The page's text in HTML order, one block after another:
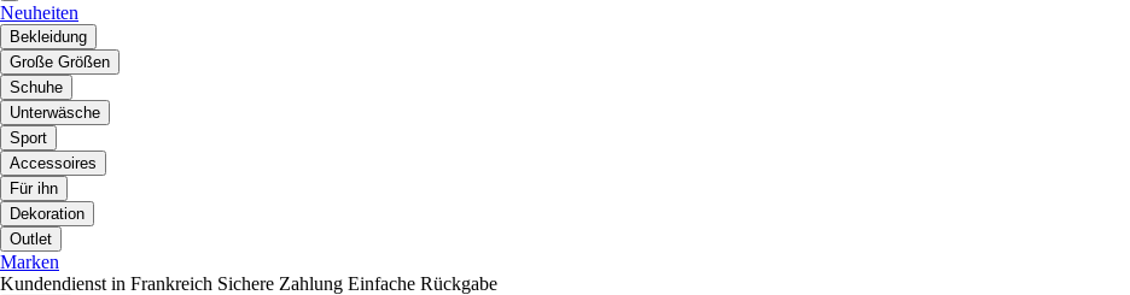
Neuheiten
Bekleidung
Große Größen
Schuhe
Unterwäsche
Sport
Accessoires
Für ihn
Dekoration
Outlet
Marken
Kundendienst in Frankreich Sichere Zahlung Einfache Rückgabe